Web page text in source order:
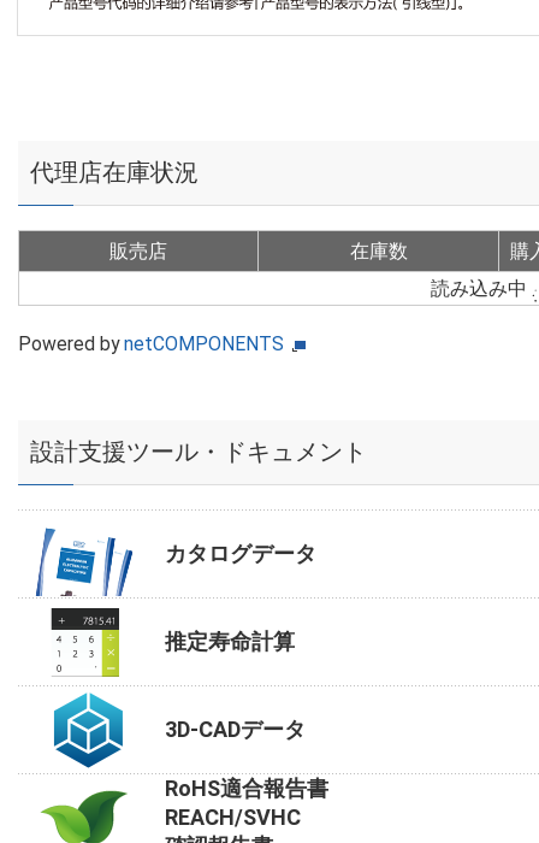
代理店在庫状況
販売店 在庫数
購
読み込み中
Powered bynetCOMPONENTS
設計支援ツール・ドキュメント
カタログデータ
推定寿命計算
3D-CADデータ
RoHS適合報告書
REACH/SVHC